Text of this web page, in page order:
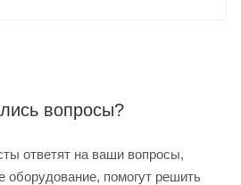
вопросы?
ответят на ваши вопросы,
оборудование, помогут решить